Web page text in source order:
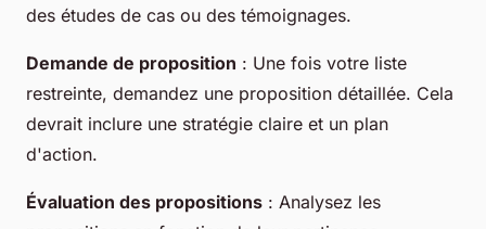
des études de cas ou des témoignages.
Demande de proposition : Une fois votre liste
restreinte, demandez une proposition détaillée. Cela
devrait inclure une stratégie claire et un plan
d'action.
Évaluation des propositions : Analysez les